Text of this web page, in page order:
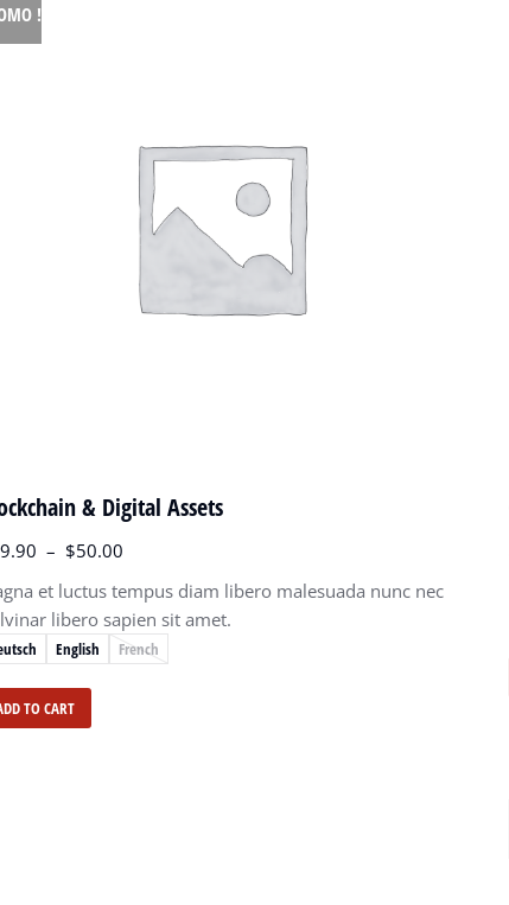
!
English French
& Digital Assets
– $50.00
et luctus tempus diam libero malesuada nunc nec
libero sapien sit amet.
TO CART